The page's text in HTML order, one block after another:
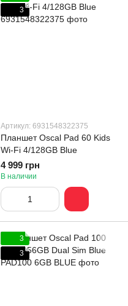
3
Артикул: 6931548322375
Планшет Oscal Pad 60 Kids
Wi-Fi 4/128GB Blue
4 999 грн
В наличии
3
3